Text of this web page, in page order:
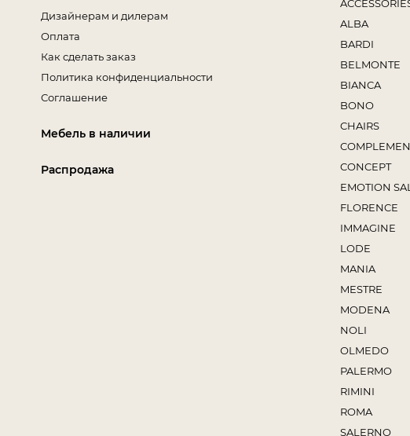
Дизайнерам и дилерам
Оплата
Как сделать заказ
Политика конфиденциальности
Соглашение
Мебель в наличии
Распродажа
ALBA
BARDI
BELMONTE
BIANCA
BONO
CHAIRS
CONCEPT
EMOTION
FLORENCE
IMMAGINE
LODE
MANIA
MESTRE
MODENA
NOLI
OLMEDO
PALERMO
RIMINI
ROMA
SALERNO